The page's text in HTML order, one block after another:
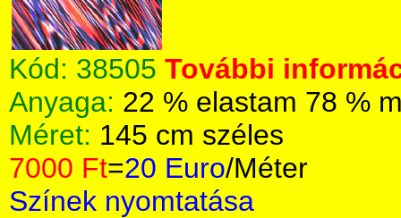
Kód: 38505 További
Anyaga: 22 % elastam 78 %
Méret: 145 cm széles
7000 Ft=20 Euro/Méter
Színek nyomtatása